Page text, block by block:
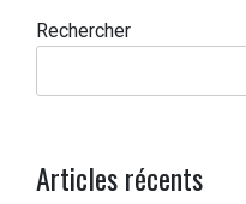
Rechercher
Articles récents